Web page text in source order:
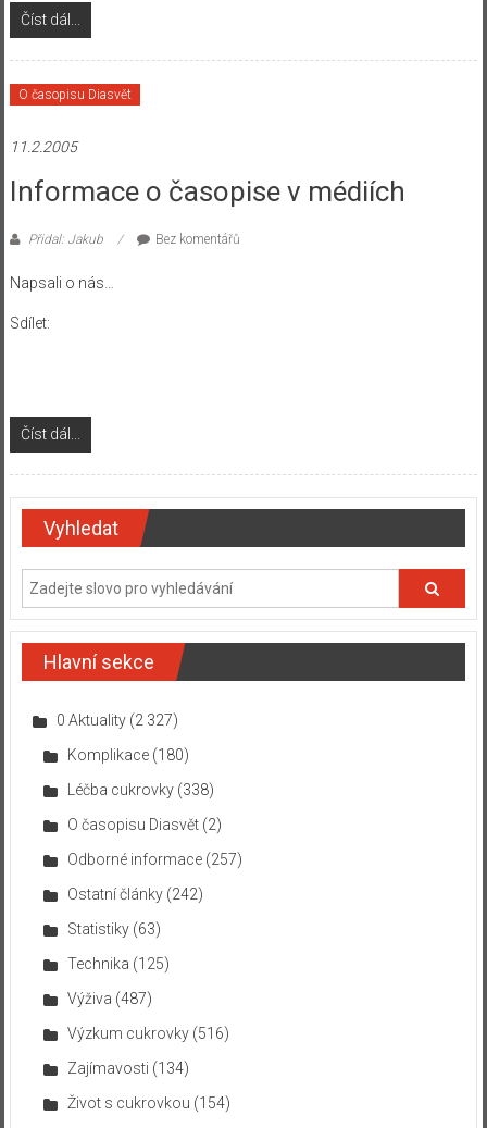
Číst dál...
O časopisu Diasvět
11.2.2005
Informace o časopise v médiích
Přidal: Jakub Bez komentářů
Napsali o nás…
Sdílet:
Číst dál...
Vyhledat
Hlavní sekce
0 Aktuality(2 327)
Komplikace(180)
Léčba cukrovky(338)
O časopisu Diasvět(2)
Odborné informace(257)
Ostatní články(242)
Statistiky(63)
Technika (125)
Výživa (487)
Výzkum cukrovky(516)
Zajímavosti (134)
Život s cukrovkou (154)